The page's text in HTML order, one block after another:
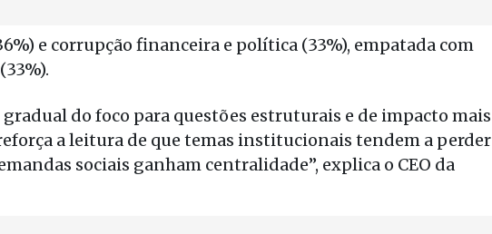
e corrupção financeira e política (33%), empatada com
do foco para questões estruturais e de impacto mais
a leitura de que temas institucionais tendem a perder
sociais ganham centralidade”, explica o CEO da